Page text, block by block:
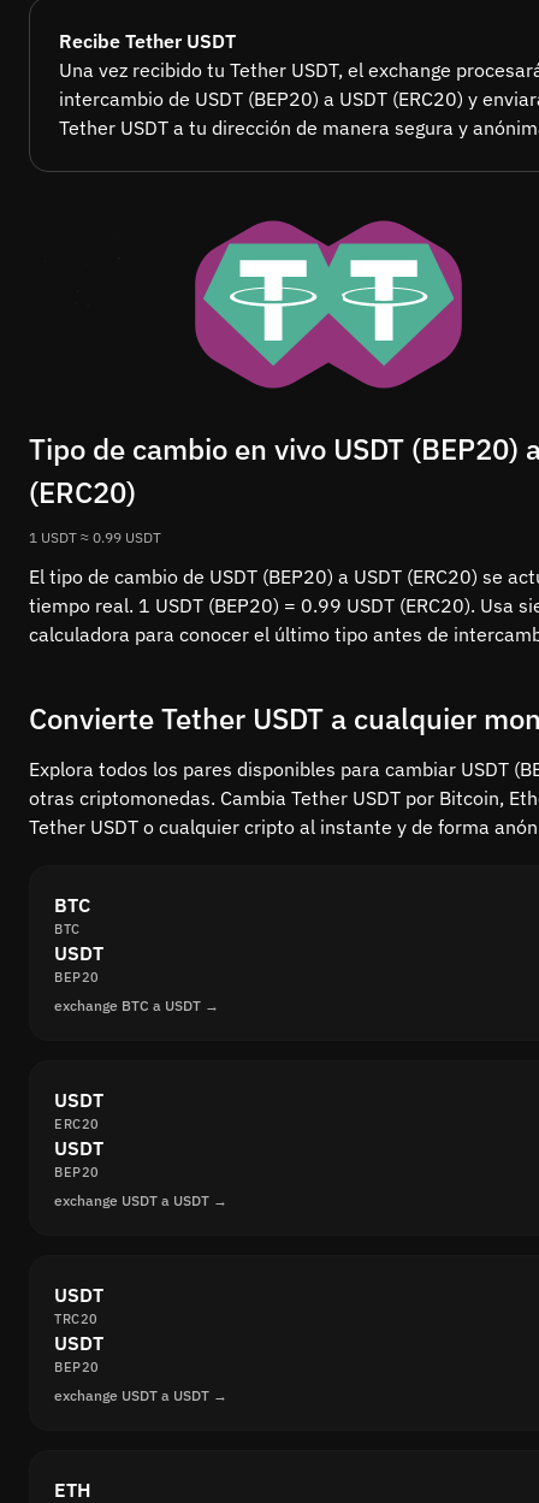
Recibe Tether USDT
Una vez recibido tu Tether USDT, el exchange
intercambio de USDT (BEP20) a USDT (ERC20) y
Tether USDT a tu dirección de manera segura y
Tipo de cambio en vivo USDT (BEP20)
(ERC20)
1 USDT ≈ 0.99 USDT
El tipo de cambio de USDT (BEP20) a USDT (ERC20) se
tiempo real. 1 USDT (BEP20) = 0.99 USDT (ERC20). Usa
calculadora para conocer el último tipo antes de
Convierte Tether USDT a cualquier
Explora todos los pares disponibles para cambiar USDT
otras criptomonedas. Cambia Tether USDT por Bitcoin,
Tether USDT o cualquier cripto al instante y de forma
BTC
BTC
USDT
BEP20
exchange BTC a USDT →
USDT
ERC20
USDT
BEP20
exchange USDT a USDT →
USDT
TRC20
USDT
BEP20
exchange USDT a USDT →
ETH